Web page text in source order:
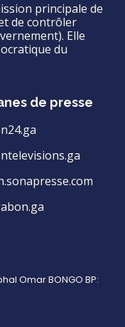
principale de
de contrôler
Elle
du
de presse
Omar BONGO BP: